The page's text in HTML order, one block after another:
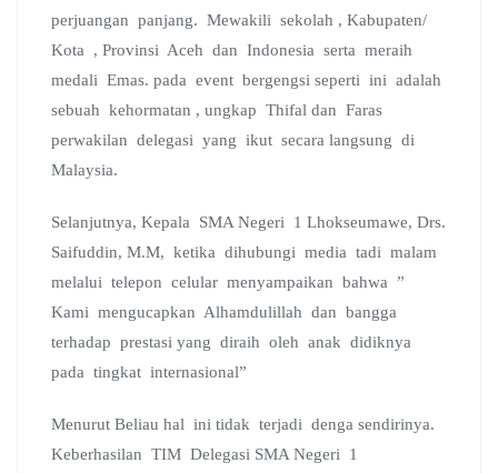
perjuangan panjang. Mewakili sekolah , Kabupaten/
Kota , Provinsi Aceh dan Indonesia serta meraih
medali Emas. pada event bergengsi seperti ini adalah
sebuah kehormatan , ungkap Thifal dan Faras
perwakilan delegasi yang ikut secara langsung di
Malaysia.
Selanjutnya, Kepala SMA Negeri 1 Lhokseumawe, Drs.
Saifuddin, M.M, ketika dihubungi media tadi malam
melalui telepon celular menyampaikan bahwa ”
Kami mengucapkan Alhamdulillah dan bangga
terhadap prestasi yang diraih oleh anak didiknya
pada tingkat internasional”
Menurut Beliau hal ini tidak terjadi denga sendirinya.
Keberhasilan TIM Delegasi SMA Negeri 1